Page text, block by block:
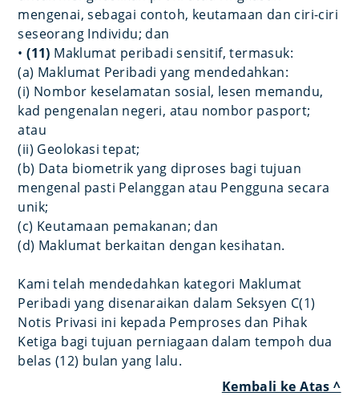
mengenai, sebagai contoh, keutamaan dan ciri-ciri
seseorang Individu; dan
•(11) Maklumat peribadi sensitif, termasuk:
(a) Maklumat Peribadi yang mendedahkan:
(i) Nombor keselamatan sosial, lesen memandu,
kad pengenalan negeri, atau nombor pasport;
atau
(ii) Geolokasi tepat;
(b) Data biometrik yang diproses bagi tujuan
mengenal pasti Pelanggan atau Pengguna secara
unik;
(c) Keutamaan pemakanan; dan
(d) Maklumat berkaitan dengan kesihatan.
Kami telah mendedahkan kategori Maklumat
Peribadi yang disenaraikan dalam Seksyen C(1)
Notis Privasi ini kepada Pemproses dan Pihak
Ketiga bagi tujuan perniagaan dalam tempoh dua
belas (12) bulan yang lalu.
Kembali ke Atas ^